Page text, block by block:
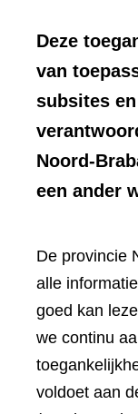
Deze
van
subsites
Noord-
een ander
De provincie
alle
goed kan
we continu
voldoet aan